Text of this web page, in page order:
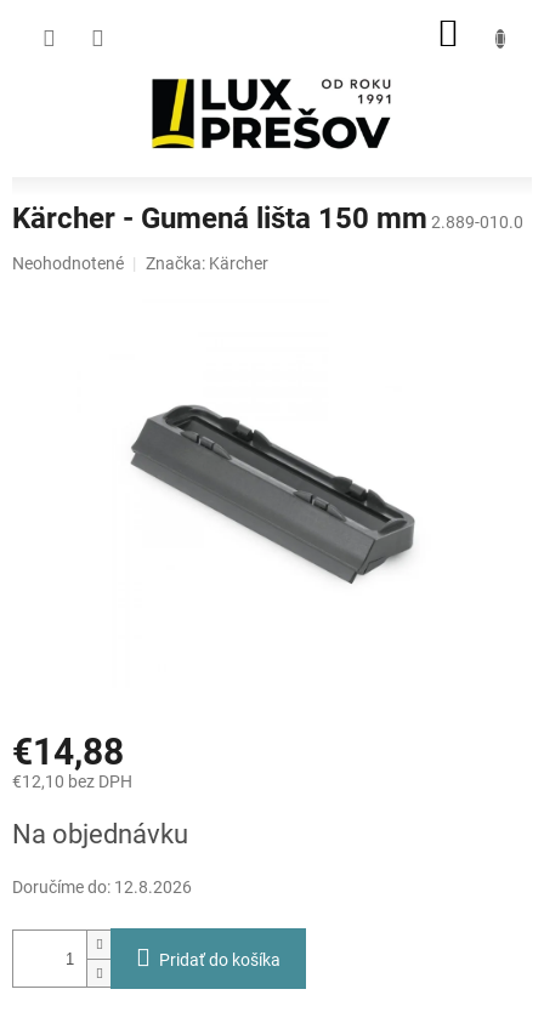
Kärcher - Gumená lišta 150 mm 2.889-010.0
Priemerné
Neohodnotené Značka: Kärcher
€14,88
€12,10 bez DPH
cena:
Na objednávku
Doručíme do: 12.8.2026
Pridať do košíka